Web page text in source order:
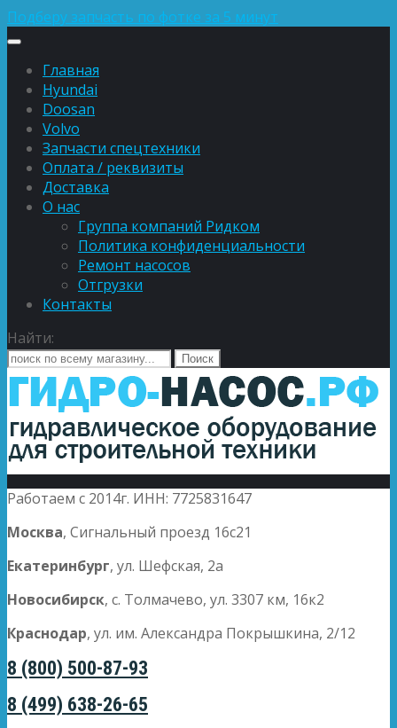
Подберу запчасть по фотке за 5 минут
Главная
Hyundai
Doosan
Volvo
Запчасти спецтехники
Оплата / реквизиты
Доставка
О нас
Группа компаний Ридком
Политика конфиденциальности
Ремонт насосов
Отгрузки
Контакты
Найти:
Работаем с 2014г. ИНН: 7725831647
Москва, Сигнальный проезд 16с21
Екатеринбург, ул. Шефская, 2а
Новосибирск, с. Толмачево, ул. 3307 км, 16к2
Краснодар, ул. им. Александра Покрышкина, 2/12
8 (800) 500-87-93
8 (499) 638-26-65